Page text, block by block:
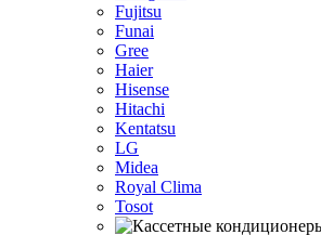
Fujitsu
Funai
Gree
Haier
Hisense
Hitachi
Kentatsu
LG
Midea
Royal Clima
Tosot